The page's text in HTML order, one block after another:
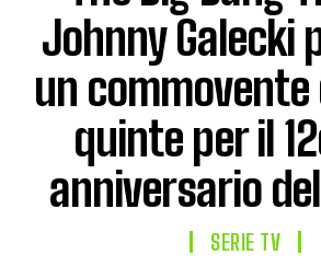
Johnny Galecki
un
quinte per il
anniversario
SERIE TV